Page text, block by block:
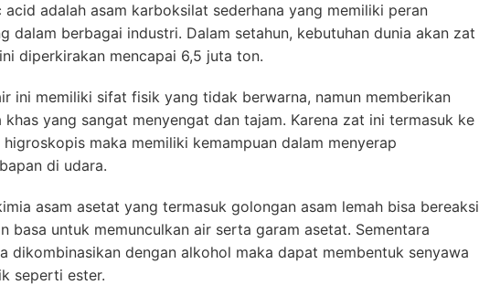
acid adalah asam karboksilat sederhana yang memiliki peran
dalam berbagai industri. Dalam setahun, kebutuhan dunia akan zat
diperkirakan mencapai 6,5 juta ton.
ini memiliki sifat fisik yang tidak berwarna, namun memberikan
khas yang sangat menyengat dan tajam. Karena zat ini termasuk ke
higroskopis maka memiliki kemampuan dalam menyerap
di udara.
asam asetat yang termasuk golongan asam lemah bisa bereaksi
basa untuk memunculkan air serta garam asetat. Sementara
dikombinasikan dengan alkohol maka dapat membentuk senyawa
seperti ester.